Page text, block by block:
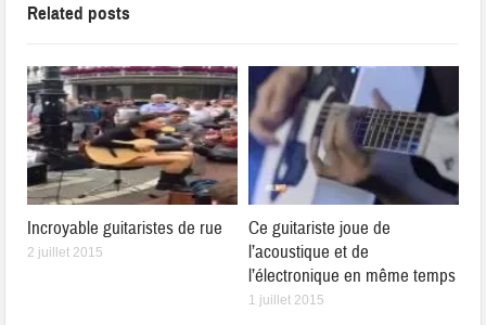
Related posts
Incroyable guitaristes de rue
2 juillet 2015
Ce guitariste joue de
l’acoustique et de
l’électronique en même temps
1 juillet 2015